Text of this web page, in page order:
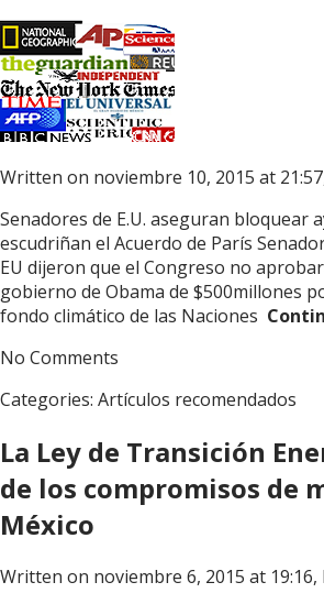
Written on noviembre 10, 2015 at
Senadores de E.U. aseguran bloquear
escudriñan el Acuerdo de París
EU dijeron que el Congreso no
gobierno de Obama de $500millones
fondo climático de las Naciones
No Comments
Categories: Artículos recomendados
La Ley de Transición
de los compromisos de
México
Written on noviembre 6, 2015 at 19:16,